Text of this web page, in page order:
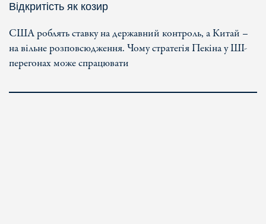
Відкритість як козир
США роблять ставку на державний контроль, а Китай –
на вільне розповсюдження. Чому стратегія Пекіна у ШІ-
перегонах може спрацювати